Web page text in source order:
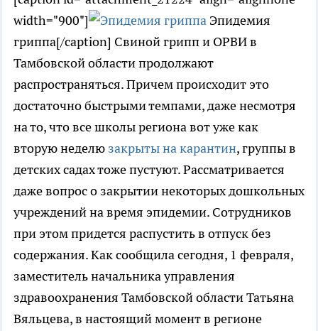
width="900"]
Эпидемия
гриппа[/caption] Свиной грипп и ОРВИ в
Тамбовской области продолжают
распространяться. Причем происходит это
достаточно быстрыми темпами, даже несмотря
на то, что все школы региона вот уже как
вторую неделю закрыты на карантин, группы в
детских садах тоже пустуют. Рассматривается
даже вопрос о закрытии некоторых дошкольных
учреждений на время эпидемии. Сотрудников
при этом придется распустить в отпуск без
содержания. Как сообщила сегодня, 1 февраля,
заместитель начальника управления
здравоохранения Тамбовской области Татьяна
Вяльцева, в настоящий момент в регионе